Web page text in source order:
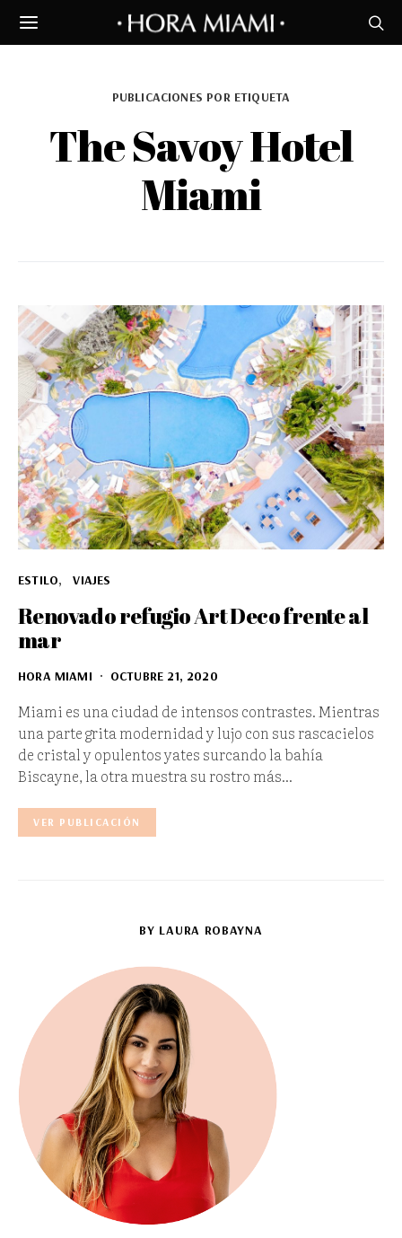
PUBLICACIONES POR ETIQUETA
The Savoy Hotel
Miami
ESTILO VIAJES
Renovado refugio Art Deco frente al
mar
HORA MIAMI OCTUBRE 21, 2020
Miami es una ciudad de intensos contrastes. Mientras
una parte grita modernidad y lujo con sus rascacielos
de cristal y opulentos yates surcando la bahía
Biscayne, la otra muestra su rostro más…
VER PUBLICACIÓN
BY LAURA ROBAYNA